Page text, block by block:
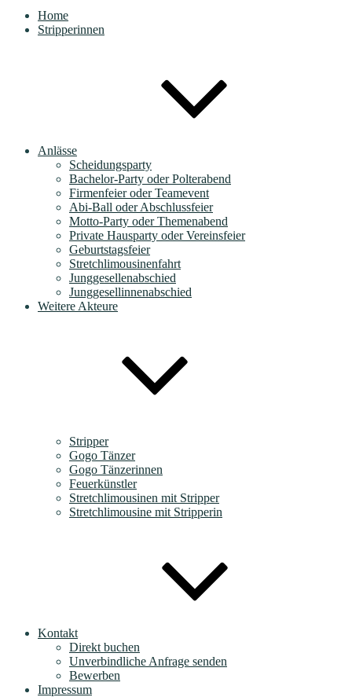
Home
Stripperinnen
Anlässe
Scheidungsparty
Bachelor-Party oder Polterabend
Firmenfeier oder Teamevent
Abi-Ball oder Abschlussfeier
Motto-Party oder Themenabend
Private Hausparty oder Vereinsfeier
Geburtstagsfeier
Stretchlimousinenfahrt
Junggesellenabschied
Junggesellinnenabschied
Weitere Akteure
Stripper
Gogo Tänzer
Gogo Tänzerinnen
Feuerkünstler
Stretchlimousinen mit Stripper
Stretchlimousine mit Stripperin
Kontakt
Direkt buchen
Unverbindliche Anfrage senden
Bewerben
Impressum